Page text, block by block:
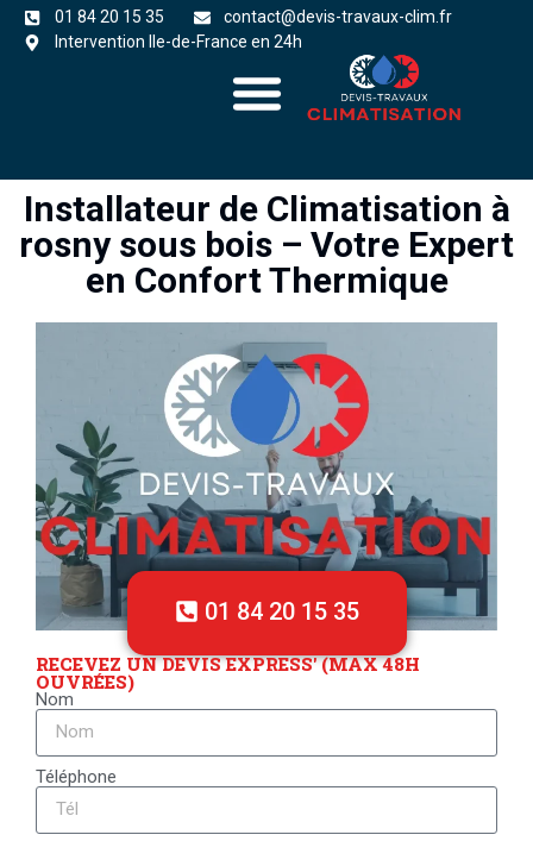
01 84 20 15 35
contact@devis-travaux-clim.fr
Intervention Ile-de-France en 24h
Installateur de Climatisation à
rosny sous bois – Votre Expert
en Confort Thermique
01 84 20 15 35
RECEVEZ UN DEVIS EXPRESS' (MAX 48H
OUVRÉES)
Nom
Téléphone